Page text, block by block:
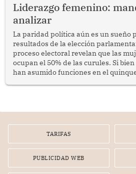
Liderazgo femenino:
analizar
La paridad política aún es un sueño
resultados de la elección
proceso electoral revelan que las
ocupan el 50% de las curules. Si
han asumido funciones en el
TARIFAS
PUBLICIDAD WEB